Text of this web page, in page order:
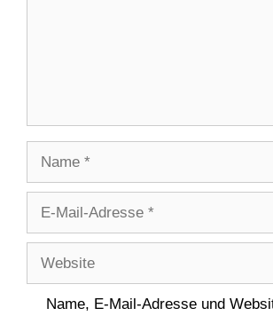
Adresse
Name, E-Mail-Adresse und